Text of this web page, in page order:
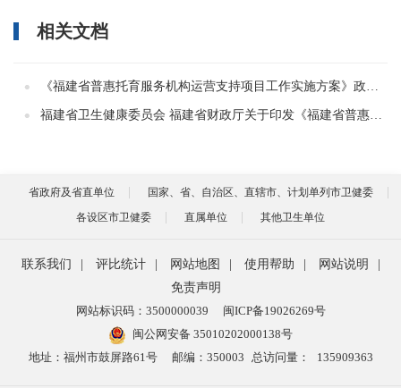
相关文档
《福建省普惠托育服务机构运营支持项目工作实施方案》政策解读（图文版）
福建省卫生健康委员会 福建省财政厅关于印发《福建省普惠托育服务机构运营支持项目工作实施方案》的通知
省政府及省直单位
国家、省、自治区、直辖市、计划单列市卫健委
各设区市卫健委
直属单位 其他卫生单位
联系我们 评比统计 网站地图 使用帮助 网站说明
免责声明
网站标识码：3500000039
闽ICP备19026269号
闽公网安备 35010202000138号
地址：福州市鼓屏路61号
邮编：350003 总访问量： 135909363